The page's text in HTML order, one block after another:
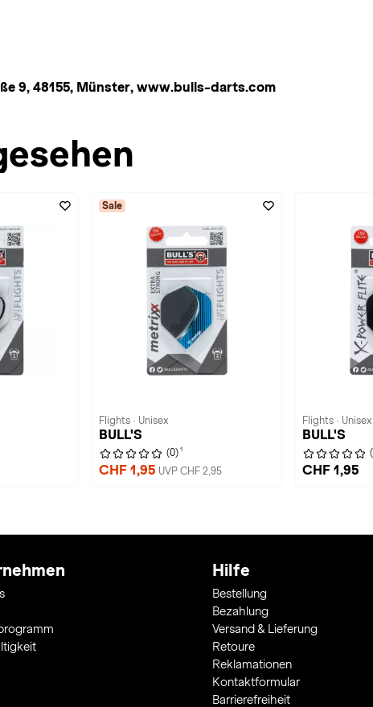
9, 48155, Münster, www.bulls-darts.com
Sale
Flights · Unisex
BULL'S
(0) 1
CHF 1,95 UVP CHF 2,95
Flights · Unisex
BULL'S
CHF 1,95
Hilfe
Bestellung
Bezahlung
Versand & Lieferung
Retoure
Reklamationen
Kontaktformular
Barrierefreiheit